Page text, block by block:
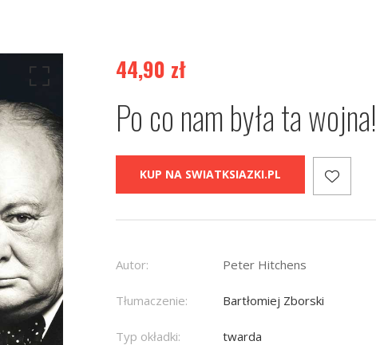
44,90 zł
Po co nam była ta wojna!
KUP NA SWIATKSIAZKI.PL
Autor: Peter Hitchens
Tłumaczenie: Bartłomiej Zborski
Typ okładki: twarda